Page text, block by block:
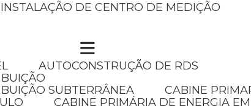
INSTALAÇÃO DE CENTRO DE MEDIÇÃO
AUTOCONSTRUÇÃO DE RDS
SUBTERRÂNEA
CABINE
CABINE PRIMÁRIA DE ENERGIA